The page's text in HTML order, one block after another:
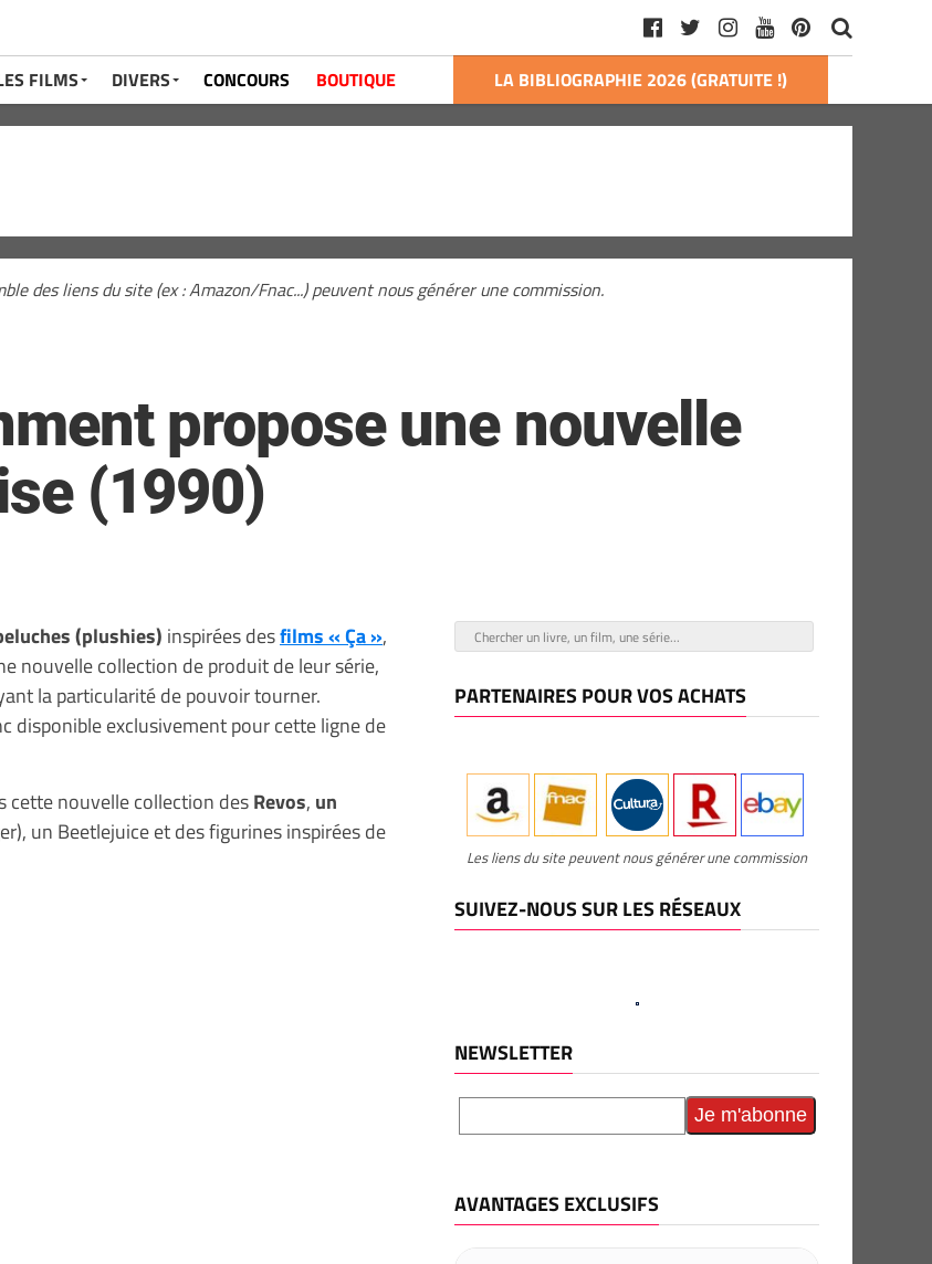
FILMS DIVERS CONCOURS BOUTIQUE LA BIBLIOGRAPHIE 2026 (GRATUITE !)
des liens du site (ex : Amazon/Fnac...) peuvent nous générer une commission.
propose une nouvelle
(1990)
(plushies) inspirées desfilms « Ça »,
nouvelle collection de produit de leur série,
la particularité de pouvoir tourner.
disponible exclusivement pour cette ligne de
cette nouvelle collection desRevos, un
un Beetlejuice et des figurines inspirées de
PARTENAIRES POUR VOS ACHATS
Les liens du site peuvent nous générer une commission
SUIVEZ-NOUS SUR LES RÉSEAUX
NEWSLETTER
AVANTAGES EXCLUSIFS